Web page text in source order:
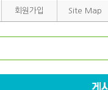
Site Map
회원가입